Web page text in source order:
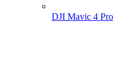
DJI Mavic 4 Pro